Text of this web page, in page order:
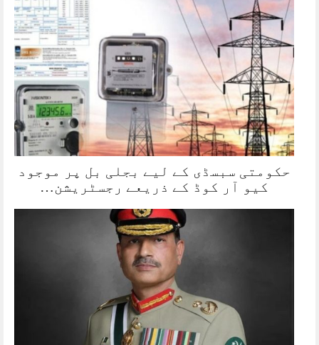
حکومتی سبسڈی کے لیے بجلی بل پر موجود
کیو آر کوڈ کے ذریعے رجسٹریشن…